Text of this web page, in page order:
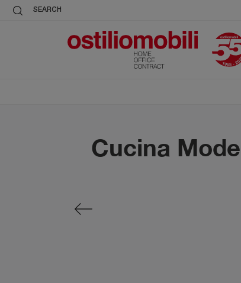
SEARCH
Cucina